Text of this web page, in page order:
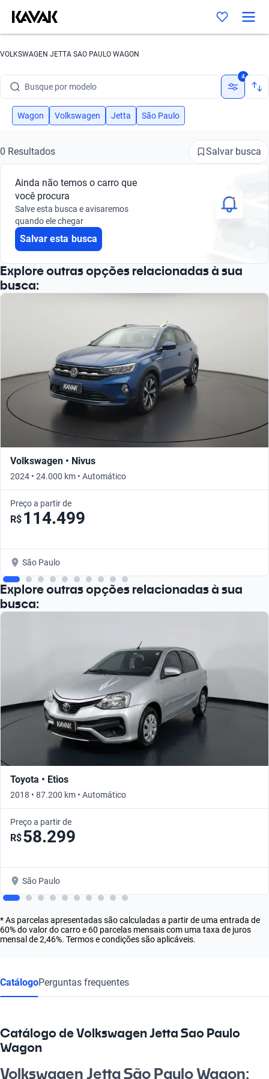
VOLKSWAGEN JETTA SAO PAULO WAGON
Busque por modelo
Busque por versão
Busque por marca
Busque por modelo
Busque por versão
4
Wagon Volkswagen Jetta São Paulo
0 Resultados Salvar busca
Ainda não temos o carro que
você procura
Salve esta busca e avisaremos
quando ele chegar
Salvar esta busca
Explore outras opções relacionadas à sua
busca:
Volkswagen • Nivus
2024 • 24.000 km • Automático
Preço a partir de
R$ 114.499
São Paulo
Explore outras opções relacionadas à sua
busca:
Toyota • Etios
2018 • 87.200 km • Automático
Preço a partir de
R$58.299
São Paulo
* As parcelas apresentadas são calculadas a partir de uma entrada de
60% do valor do carro e 60 parcelas mensais com uma taxa de juros
mensal de 2,46%. Termos e condições são aplicáveis.
CatálogoPerguntas frequentes
Catálogo de Volkswagen Jetta Sao Paulo
Wagon
Volkswagen Jetta São Paulo Wagon: